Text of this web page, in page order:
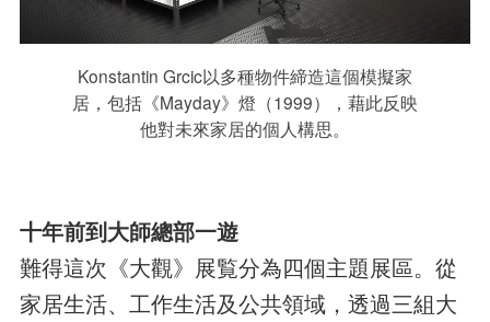
Konstantin Grcic以多種物件締造這個模擬家
居，包括《Mayday》燈（1999），藉此反映
他對未來家居的個人構思。
十年前到大師總部一遊
難得這次《大觀》展覧分為四個主題展區。從
家居生活、工作生活及公共領域，透過三組大